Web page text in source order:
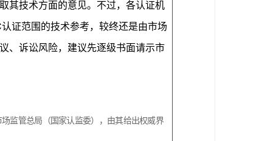
其技术方面的意见。不过，各认证机
证范围的技术参考，较终还是由市场
、诉讼风险，建议先逐级书面请示市
监管总局（国家认监委），由其给出权威界